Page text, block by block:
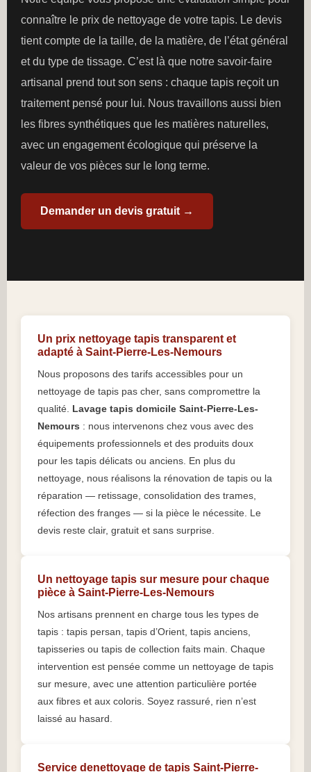
connaître le prix de nettoyage de votre tapis. Le devis
tient compte de la taille, de la matière, de l’état général
et du type de tissage. C’est là que notre savoir-faire
artisanal prend tout son sens : chaque tapis reçoit un
traitement pensé pour lui. Nous travaillons aussi bien
les fibres synthétiques que les matières naturelles,
avec un engagement écologique qui préserve la
valeur de vos pièces sur le long terme.
Demander un devis gratuit →
Un prix nettoyage tapis transparent et
adapté à Saint-Pierre-Les-Nemours
Nous proposons des tarifs accessibles pour un
nettoyage de tapis pas cher, sans compromettre la
qualité. Lavage tapis domicile Saint-Pierre-Les-
Nemours : nous intervenons chez vous avec des
équipements professionnels et des produits doux
pour les tapis délicats ou anciens. En plus du
nettoyage, nous réalisons la rénovation de tapis ou la
réparation — retissage, consolidation des trames,
réfection des franges — si la pièce le nécessite. Le
devis reste clair, gratuit et sans surprise.
Un nettoyage tapis sur mesure pour chaque
pièce à Saint-Pierre-Les-Nemours
Nos artisans prennent en charge tous les types de
tapis : tapis persan, tapis d’Orient, tapis anciens,
tapisseries ou tapis de collection faits main. Chaque
intervention est pensée comme un nettoyage de tapis
sur mesure, avec une attention particulière portée
aux fibres et aux coloris. Soyez rassuré, rien n’est
laissé au hasard.
Service denettoyage de tapis Saint-Pierre-